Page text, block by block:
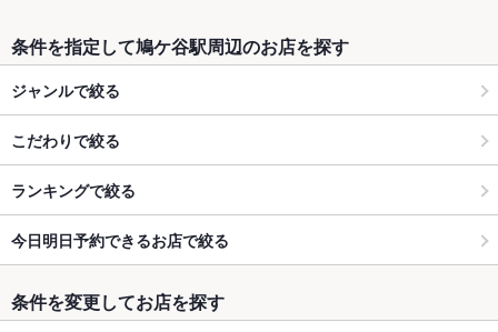
条件を指定して鳩ケ谷駅周辺のお店を探す
ジャンルで絞る
こだわりで絞る
ランキングで絞る
今日明日予約できるお店で絞る
条件を変更してお店を探す